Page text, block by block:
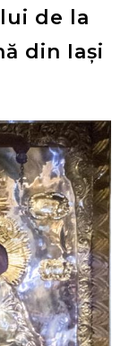
de la
din Iași